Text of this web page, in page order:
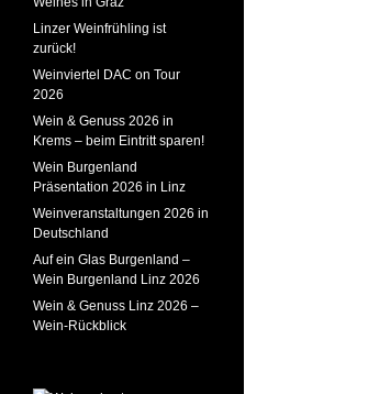
Linzer Weinfrühling ist
zurück!
Weinviertel DAC on Tour
2026
Wein & Genuss 2026 in
Krems – beim Eintritt sparen!
Wein Burgenland
Präsentation 2026 in Linz
Weinveranstaltungen 2026 in
Deutschland
Auf ein Glas Burgenland –
Wein Burgenland Linz 2026
Wein & Genuss Linz 2026 –
Wein-Rückblick